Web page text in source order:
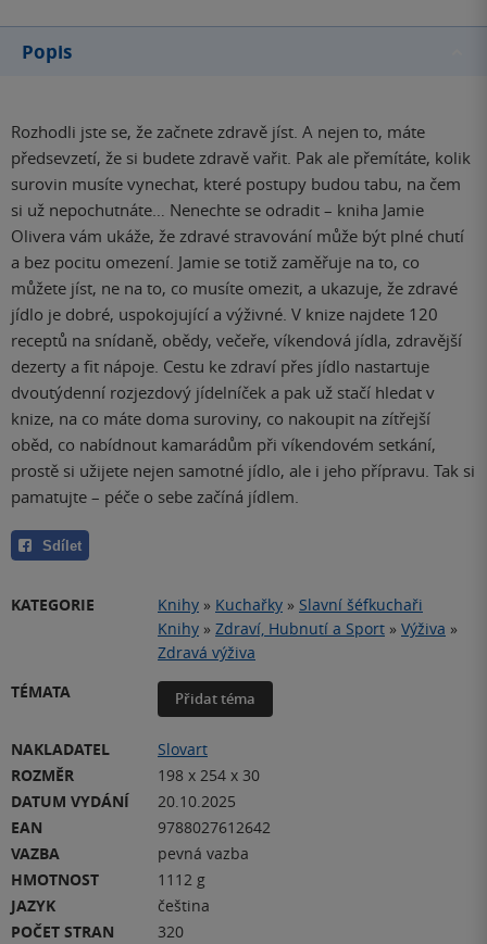
Popis
Rozhodli jste se, že začnete zdravě jíst. A nejen to, máte
předsevzetí, že si budete zdravě vařit. Pak ale přemítáte, kolik
surovin musíte vynechat, které postupy budou tabu, na čem
si už nepochutnáte… Nenechte se odradit – kniha Jamie
Olivera vám ukáže, že zdravé stravování může být plné chutí
a bez pocitu omezení. Jamie se totiž zaměřuje na to, co
můžete jíst, ne na to, co musíte omezit, a ukazuje, že zdravé
jídlo je dobré, uspokojující a výživné. V knize najdete 120
receptů na snídaně, obědy, večeře, víkendová jídla, zdravější
dezerty a fit nápoje. Cestu ke zdraví přes jídlo nastartuje
dvoutýdenní rozjezdový jídelníček a pak už stačí hledat v
knize, na co máte doma suroviny, co nakoupit na zítřejší
oběd, co nabídnout kamarádům při víkendovém setkání,
prostě si užijete nejen samotné jídlo, ale i jeho přípravu. Tak si
pamatujte – péče o sebe začíná jídlem.
Sdílet
KATEGORIE Knihy » Kuchařky » Slavní šéfkuchaři
Knihy » Zdraví, Hubnutí a Sport » Výživa »
Zdravá výživa
TÉMATA
Přidat téma
NAKLADATEL
Slovart
ROZMĚR
198 x 254 x 30
DATUM VYDÁNÍ
20.10.2025
EAN
9788027612642
VAZBA
pevná vazba
HMOTNOST
1112 g
JAZYK
čeština
POČET STRAN
320